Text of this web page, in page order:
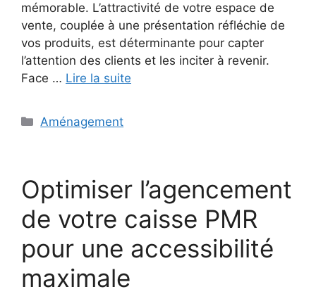
mémorable. L’attractivité de votre espace de
vente, couplée à une présentation réfléchie de
vos produits, est déterminante pour capter
l’attention des clients et les inciter à revenir.
Face … Lire la suite
Catégories
Aménagement
Optimiser l’agencement
de votre caisse PMR
pour une accessibilité
maximale